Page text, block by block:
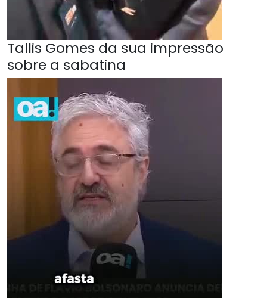
Tallis Gomes da sua impressão
sobre a sabatina